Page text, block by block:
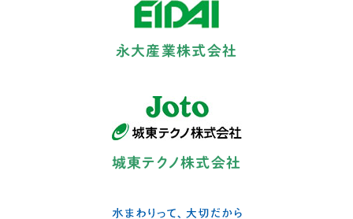
永大産業株式会社
城東テクノ株式会社